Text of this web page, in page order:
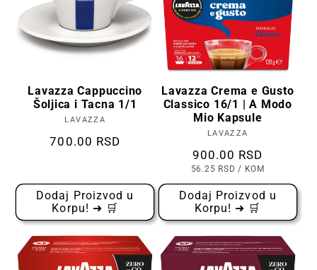
Lavazza Cappuccino
Šoljica i Tacna 1/1
Prodavac:
LAVAZZA
Cena
700.00 RSD
Dodaj Proizvod u
Korpu! ➜ 🛒
Lavazza Crema e Gusto
Classico 16/1 | A Modo
Mio Kapsule
Prodavac:
LAVAZZA
Cena
900.00 RSD
CENA
KOMADU
56.25 RSD / PO
KOM
Dodaj Proizvod u
Korpu! ➜ 🛒